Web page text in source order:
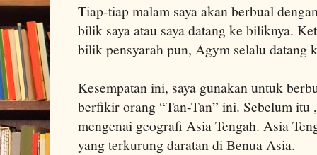
Tiap-tiap malam saya akan berbual
bilik saya atau saya datang ke biliknya.
bilik pensyarah pun, Agym selalu datang
Kesempatan ini, saya gunakan untuk
berfikir orang “Tan-Tan” ini. Sebelum
mengenai geografi Asia Tengah. Asia
yang terkurung daratan di Benua Asia.